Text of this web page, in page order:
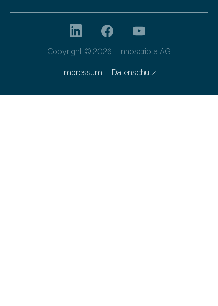
Copyright © 2026 - innoscripta AG
Impressum Datenschutz